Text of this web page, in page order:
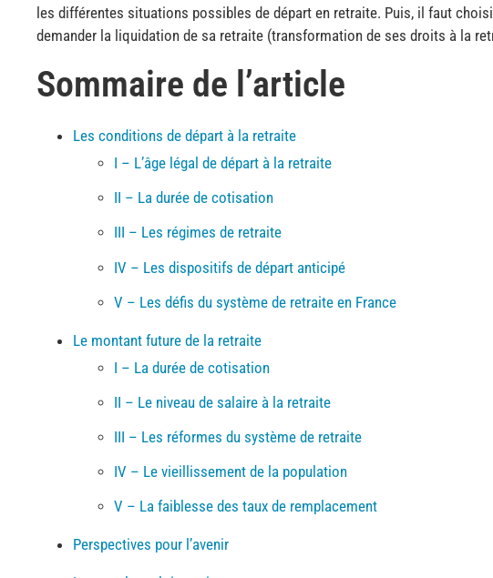
les différentes situations possibles de départ en retraite. Puis, il faut
demander la liquidation de sa retraite (transformation de ses droits à la
Sommaire de l’article
Les conditions de départ à la retraite
I – L’âge légal de départ à la retraite
II – La durée de cotisation
III – Les régimes de retraite
IV – Les dispositifs de départ anticipé
V – Les défis du système de retraite en France
Le montant future de la retraite
I – La durée de cotisation
II – Le niveau de salaire à la retraite
III – Les réformes du système de retraite
IV – Le vieillissement de la population
V – La faiblesse des taux de remplacement
Perspectives pour l’avenir